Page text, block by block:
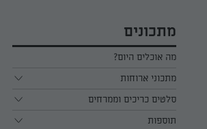
מתכונים
מה אוכלים היום?
מתכוני ארוחות
ארוחת בוקר
ארוחת צהריים
סלטים כריכים וממרחים
כל הסלטים כריכים וממרחים
תוספות